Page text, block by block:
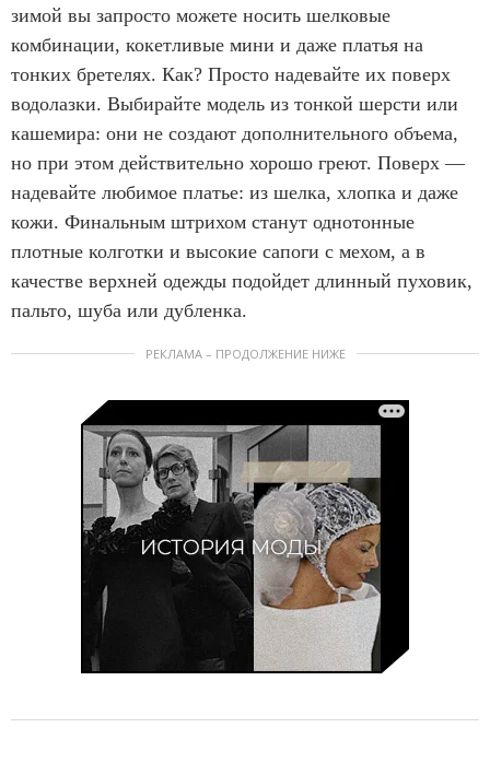
зимой вы запросто можете носить шелковые
комбинации, кокетливые мини и даже платья на
тонких бретелях. Как? Просто надевайте их поверх
водолазки. Выбирайте модель из тонкой шерсти или
кашемира: они не создают дополнительного объема,
но при этом действительно хорошо греют. Поверх —
надевайте любимое платье: из шелка, хлопка и даже
кожи. Финальным штрихом станут однотонные
плотные колготки и высокие сапоги с мехом, а в
качестве верхней одежды подойдет длинный пуховик,
пальто, шуба или дубленка.
РЕКЛАМА – ПРОДОЛЖЕНИЕ НИЖЕ